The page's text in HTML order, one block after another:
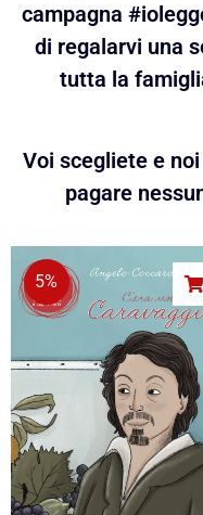
campagna
di regalarvi una
tutta la
Voi scegliete e
pagare
5%